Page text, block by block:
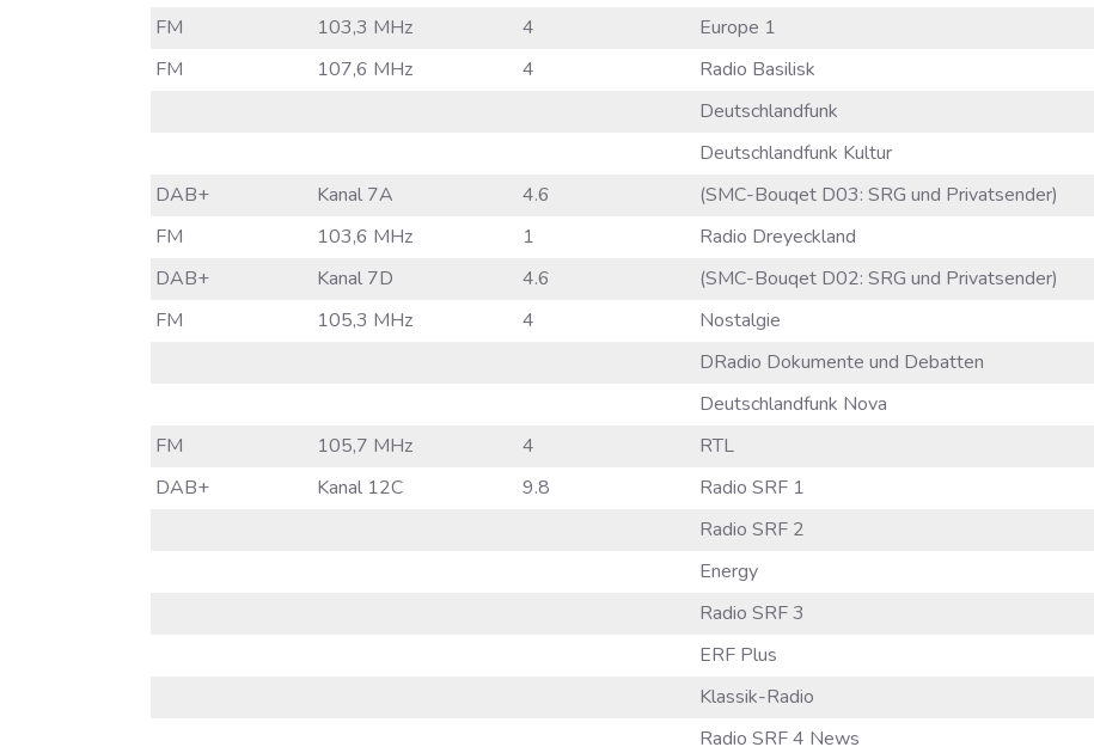
FM
103,3 MHz 4
Europe 1
FM
107,6 MHz 4
Radio Basilisk
Deutschlandfunk
Deutschlandfunk Kultur
DAB+
Kanal 7A 4.6
(SMC-Bouqet D03: SRG und Privatsender)
FM
103,6 MHz 1
Radio Dreyeckland
DAB+
Kanal 7D 4.6
(SMC-Bouqet D02: SRG und Privatsender)
FM
105,3 MHz 4
Nostalgie
DRadio Dokumente und Debatten
Deutschlandfunk Nova
FM
105,7 MHz 4
RTL
DAB+
Kanal 12C 9.8
Radio SRF 1
Radio SRF 2
Energy
Radio SRF 3
ERF Plus
Klassik-Radio
Radio SRF 4 News